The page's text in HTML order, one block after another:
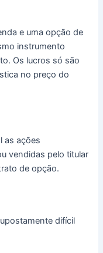
e uma opção de
instrumento
Os lucros só são
no preço do
as ações
vendidas pelo titular
de opção.
difícil